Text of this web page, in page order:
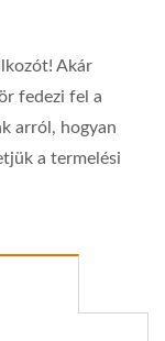
Akár
fedezi fel a
arról, hogyan
a termelési